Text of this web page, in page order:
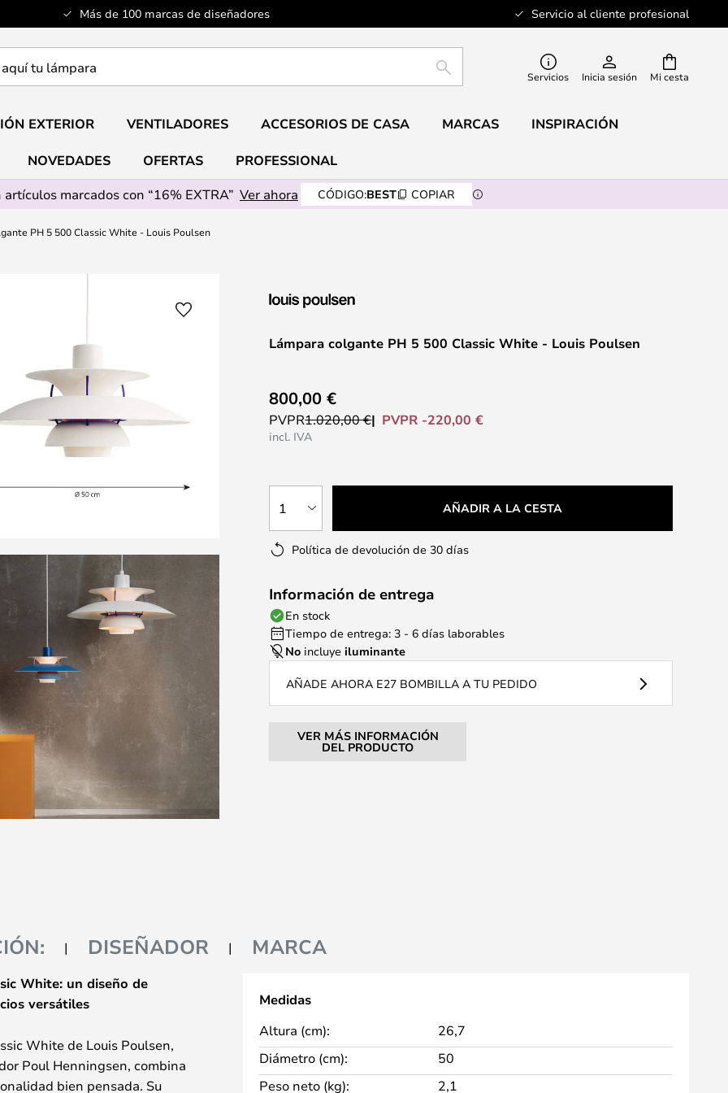
Más de 100 marcas de diseñadores Servicio al cliente profesional
Mi cesta
BUSCAR Servicios Inicia sesión
EXTERIOR VENTILADORES ACCESORIOS DE CASA MARCAS INSPIRACIÓN
NOVEDADES OFERTAS
PROFESSIONAL
artículos marcados con “16% EXTRA” Ver ahora CÓDIGO:BEST COPIAR
PH 5 500 Classic White - Louis Poulsen
Lámpara colgante PH 5 500 Classic White - Louis Poulsen
800,00 €
PVPR1.020,00 € PVPR -220,00 €
incl. IVA
1 AÑADIR A LA CESTA
Política de devolución de 30 días
Información de entrega
En stock
Tiempo de entrega: 3 - 6 días laborables
No incluyeiluminante
AÑADE AHORA E27 BOMBILLA A TU PEDIDO
VER MÁS INFORMACIÓN
DEL PRODUCTO
DISEÑADOR MARCA
White: un diseño de
versátiles
White de Louis Poulsen,
Poul Henningsen, combina
bien pensada. Su
Medidas
Altura (cm):
26,7
Diámetro (cm):
50
Peso neto (kg):
2,1